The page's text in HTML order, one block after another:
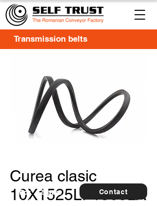
Curea clasic
10X1525LI-1563LA
Transmission belts
Contact
For
furthe
5 buc.